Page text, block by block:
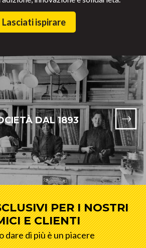
Lasciati ispirare
DAL 1893
PER I NOSTRI
E CLIENTI
dare di più è un piacere